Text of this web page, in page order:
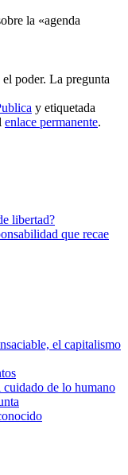
la «agenda
poder. La pregunta
y etiquetada
enlace permanente.
libertad?
que recae
el capitalismo
cuidado de lo humano